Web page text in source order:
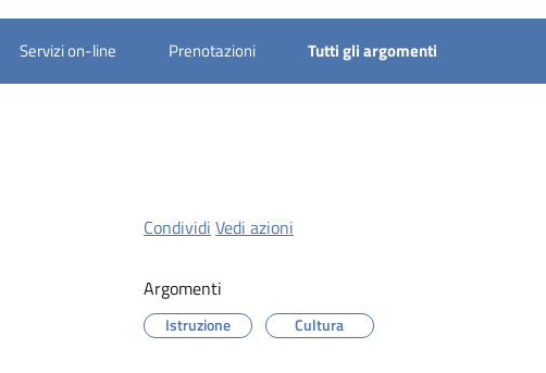
Servizi on-line Prenotazioni Tutti gli argomenti
Condividi Vedi azioni
Argomenti
Istruzione Cultura